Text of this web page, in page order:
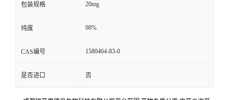
包装规格 20mg
纯度 98%
CAS编号 1580464-83-0
是否进口 否